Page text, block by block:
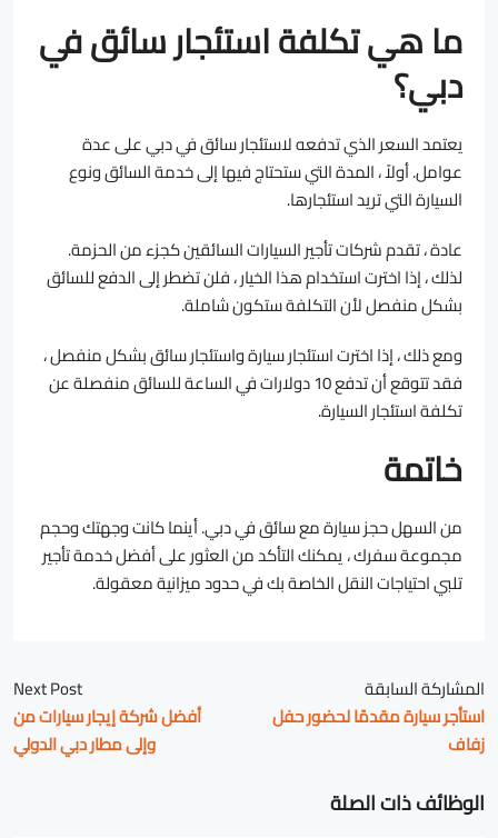
ما هي تكلفة استئجار سائق في
دبي؟
يعتمد السعر الذي تدفعه لاستئجار سائق في دبي على عدة
عوامل. أولاً ، المدة التي ستحتاج فيها إلى خدمة السائق ونوع
السيارة التي تريد استئجارها.
عادة ، تقدم شركات تأجير السيارات السائقين كجزء من الحزمة.
لذلك ، إذا اخترت استخدام هذا الخيار ، فلن تضطر إلى الدفع للسائق
بشكل منفصل لأن التكلفة ستكون شاملة.
ومع ذلك ، إذا اخترت استئجار سيارة واستئجار سائق بشكل منفصل ،
فقد تتوقع أن تدفع 10 دولارات في الساعة للسائق منفصلة عن
تكلفة استئجار السيارة.
خاتمة
من السهل حجز سيارة مع سائق في دبي. أينما كانت وجهتك وحجم
مجموعة سفرك ، يمكنك التأكد من العثور على أفضل خدمة تأجير
تلبي احتياجات النقل الخاصة بك في حدود ميزانية معقولة.
المشاركة السابقة
استأجر سيارة مقدمًا لحضور حفل
زفاف
Next Post
أفضل شركة إيجار سيارات من
وإلى مطار دبي الدولي
الوظائف ذات الصلة